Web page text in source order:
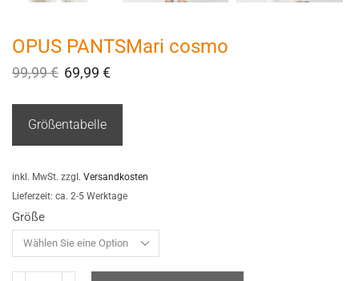
OPUS PANTSMari cosmo
99,99€ 69,99 €
Größentabelle
inkl. MwSt. zzgl. Versandkosten
Lieferzeit: ca. 2-5 Werktage
Größe